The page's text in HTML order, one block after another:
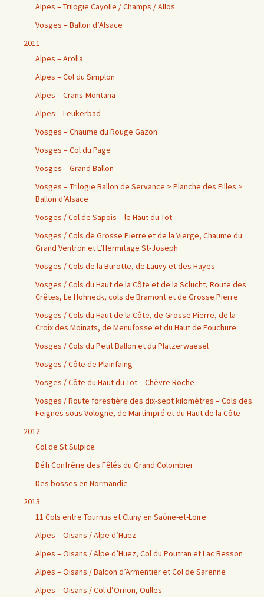
Alpes – Trilogie Cayolle / Champs / Allos
Vosges – Ballon d’Alsace
2011
Alpes – Arolla
Alpes – Col du Simplon
Alpes – Crans-Montana
Alpes – Leukerbad
Vosges – Chaume du Rouge Gazon
Vosges – Col du Page
Vosges – Grand Ballon
Vosges – Trilogie Ballon de Servance > Planche des Filles >
Ballon d’Alsace
Vosges / Col de Sapois – le Haut du Tot
Vosges / Cols de Grosse Pierre et de la Vierge, Chaume du
Grand Ventron et L’Hermitage St-Joseph
Vosges / Cols de la Burotte, de Lauvy et des Hayes
Vosges / Cols du Haut de la Côte et de la Sclucht, Route des
Crêtes, Le Hohneck, cols de Bramont et de Grosse Pierre
Vosges / Cols du Haut de la Côte, de Grosse Pierre, de la
Croix des Moinats, de Menufosse et du Haut de Fouchure
Vosges / Cols du Petit Ballon et du Platzerwaesel
Vosges / Côte de Plainfaing
Vosges / Côte du Haut du Tot – Chèvre Roche
Vosges / Route forestière des dix-sept kilomètres – Cols des
Feignes sous Vologne, de Martimpré et du Haut de la Côte
2012
Col de St Sulpice
Défi Confrérie des Fêlés du Grand Colombier
Des bosses en Normandie
2013
11 Cols entre Tournus et Cluny en Saône-et-Loire
Alpes – Oisans / Alpe d’Huez
Alpes – Oisans / Alpe d’Huez, Col du Poutran et Lac Besson
Alpes – Oisans / Balcon d’Armentier et Col de Sarenne
Alpes – Oisans / Col d’Ornon, Oulles